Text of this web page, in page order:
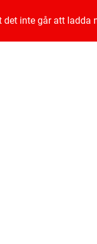
inte går att ladda